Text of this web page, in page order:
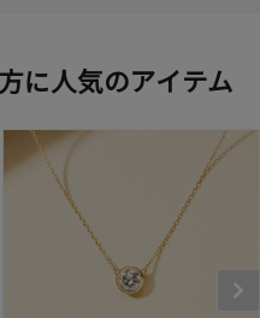
に人気のアイテム